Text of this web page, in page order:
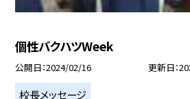
個性バクハツWeek
公開日 2024/02/16 更新日
校長メッセージ